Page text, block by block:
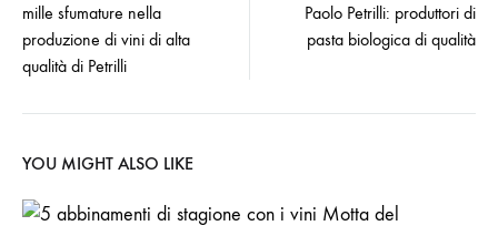
navigation
mille sfumature nella
produzione di vini di alta
qualità di Petrilli
Paolo Petrilli: produttori di
pasta biologica di qualità
YOU MIGHT ALSO LIKE